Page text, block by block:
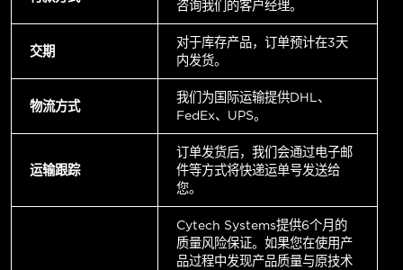
咨询我们的客户经理。
交期
对于库存产品，订单预计在3天
内发货。
物流方式
我们为国际运输提供DHL、
FedEx、UPS。
运输跟踪
订单发货后，我们会通过电子邮
件等方式将快递运单号发送给
您。
Cytech Systems提供6个月的
质量风险保证。如果您在使用产
品过程中发现产品质量与原技术